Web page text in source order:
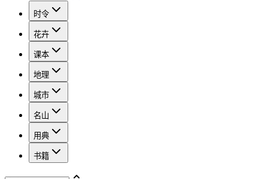
时令
花卉
课本
地理
城市
名山
用典
书籍